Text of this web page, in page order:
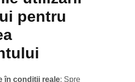
pentru
în condiții reale: Spre